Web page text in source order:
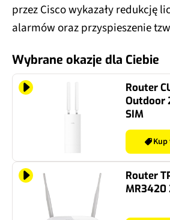
przez Cisco wykazały redukcję
alarmów oraz przyspieszenie
Wybrane okazje dla Ciebie
Router
Outdoor
SIM
Kup
Router
MR3420